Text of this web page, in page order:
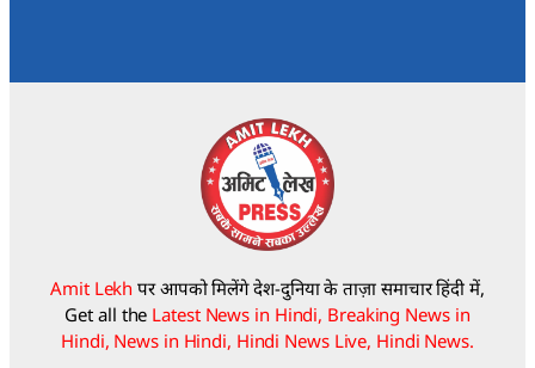
Amit Lekh पर आपको मिलेंगे देश-दुनिया के ताज़ा समाचार हिंदी में,
Get all the Latest News in Hindi, Breaking News in
Hindi, News in Hindi, Hindi News Live, Hindi News.